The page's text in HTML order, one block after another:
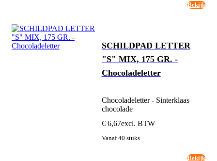
Bekijk
SCHILDPAD LETTER
"S" MIX, 175 GR. -
Chocoladeletter
Chocoladeletter - Sinterklaas
chocolade
€ 6,67excl. BTW
Vanaf 40 stuks
Bekijk